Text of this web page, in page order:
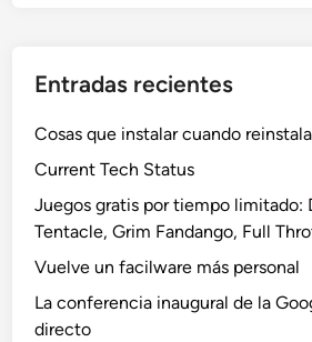
Entradas recientes
Cosas que instalar cuando
Current Tech Status
Juegos gratis por tiempo limitado:
Tentacle, Grim Fandango, Full
Vuelve un facilware más personal
La conferencia inaugural de la
directo